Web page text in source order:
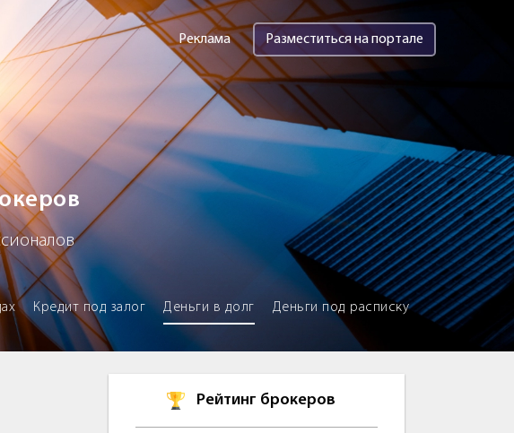
Реклама Разместиться на портале
Кредит под залог Деньги в долг Деньги под расписку
Рейтинг брокеров